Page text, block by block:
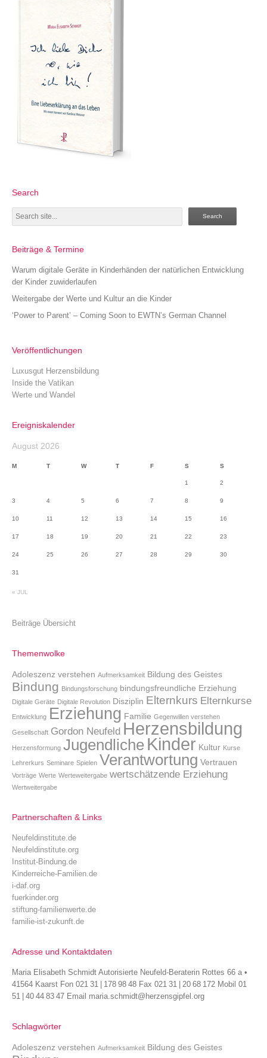
Search
Search
Beiträge & Termine
Warum digitale Geräte in Kinderhänden der natürlichen Entwicklung
der Kinder zuwiderlaufen
Weitergabe der Werte und Kultur an die Kinder
‘Power to Parent’ – Coming Soon to EWTN’s German Channel
Veröffentlichungen
Luxusgut Herzensbildung
Inside the Vatikan
Werte und Wandel
Ereigniskalender
August 2026
M T W T F S S
« JUL
1 2
3 4 5 6 7 8 9
10 11 12 13 14 15 16
17 18 19 20 21 22 23
24 25 26 27 28 29 30
31
Beiträge Übersicht
Themenwolke
Adoleszenz verstehen Aufmerksamkeit Bildung des Geistes
Bindung Bindungsforschung bindungsfreundliche Erziehung
Digitale Geräte Digitale Revolution Disziplin Elternkurs Elternkurse
Entwicklung Erziehung Familie Gegenwillen verstehen
Gesellschaft Gordon Neufeld Herzensbildung
Herzensformung Jugendliche Kinder Kultur Kurse
Lehrerkurs Seminare Spielen Verantwortung Vertrauen
Vorträge Werte Werteweitergabe wertschätzende Erziehung
Wertweitergabe
Partnerschaften & Links
Neufeldinstitute.de
Neufeldinstitute.org
Institut-Bindung.de
Kinderreiche-Familien.de
i-daf.org
fuerkinder.org
stiftung-familienwerte.de
familie-ist-zukunft.de
Adresse und Kontaktdaten
Maria Elisabeth Schmidt Autorisierte Neufeld-Beraterin Rottes 66 a •
41564 Kaarst Fon 021 31 | 178 98 48 Fax 021 31 | 20 68 172 Mobil 01
51 | 40 44 83 47 Email maria.schmidt@herzensgipfel.org
Schlagwörter
Adoleszenz verstehen Aufmerksamkeit Bildung des Geistes